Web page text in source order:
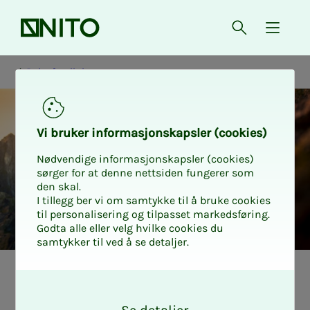
Forsiden Åpne søk
{
Reiseforsikring
Vi bru­­­ker in­­­for­­­ma­­­sjons­­­kaps­­­­­ler (cookies)
Nødvendige informasjonskapsler (cookies)
sørger for at denne nettsiden fungerer som
den skal.
I tillegg ber vi om samtykke til å bruke cookies
til personalisering og tilpasset markedsføring.
Godta alle eller velg hvilke cookies du
samtykker til ved å se detaljer.